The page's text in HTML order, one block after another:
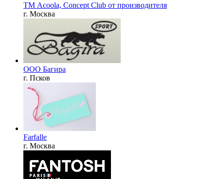
ТМ Acoola, Concept Club от производителя
г. Москва
ООО Багира
г. Псков
Farfalle
г. Москва